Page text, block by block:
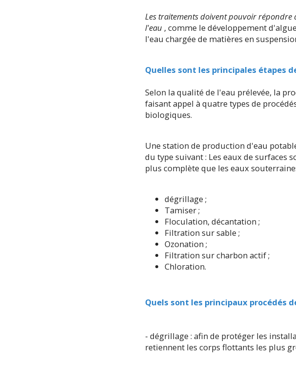
Les traitements doivent pouvoir
l'eau , comme le développement
l'eau chargée de matières en
Quelles sont les principales étapes
Selon la qualité de l'eau prélevée, la
faisant appel à quatre types de
biologiques.
Une station de production d'eau
du type suivant : Les eaux de surfaces
plus complète que les eaux
dégrillage ;
Tamiser ;
Floculation, décantation ;
Filtration sur sable ;
Ozonation ;
Filtration sur charbon actif ;
Chloration.
Quels sont les principaux procédés
- dégrillage : afin de protéger les
retiennent les corps flottants les plus